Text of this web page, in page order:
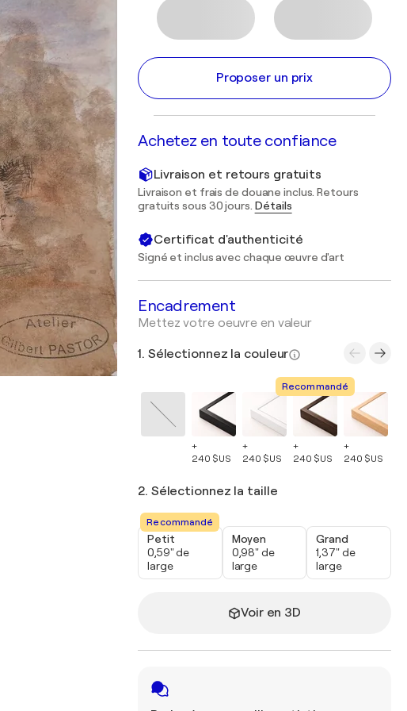
Proposer un prix
Achetez en toute confiance
Livraison et retours gratuits
Livraison et frais de douane inclus. Retours
gratuits sous 30 jours. Détails
Certificat d'authenticité
Signé et inclus avec chaque œuvre d'art
Encadrement
Mettez votre oeuvre en valeur
1. Sélectionnez la couleur
+
240 $US
+
240 $US
Recommandé
+
240 $US
+
240 $US
2. Sélectionnez la taille
Recommandé
Petit
0,59" de
large
Moyen
0,98" de
large
Grand
1,37" de
large
Voir en 3D